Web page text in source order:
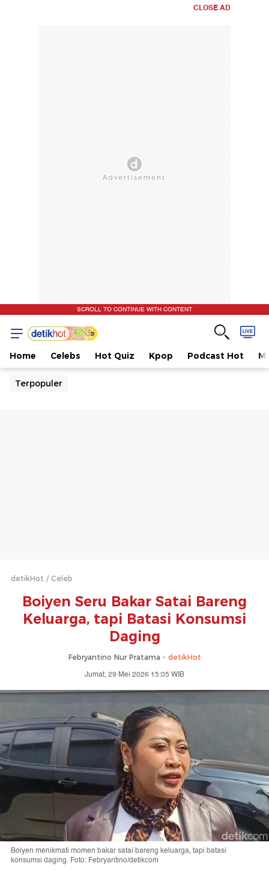
CLOSE AD
SCROLL TO CONTINUE WITH CONTENT
Home Celebs Hot Quiz Kpop Podcast Hot
Terpopuler
detikHot Celeb
Boiyen Seru Bakar Satai Bareng
Keluarga, tapi Batasi Konsumsi
Daging
Febryantino Nur Pratama - detikHot
Jumat, 29 Mei 2026 15:05 WIB
Boiyen menikmati momen bakar satai bareng keluarga, tapi batasi
konsumsi daging. Foto: Febryantino/detikcom